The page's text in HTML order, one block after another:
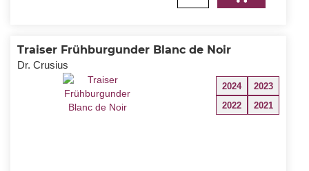
Traiser Frühburgunder Blanc de Noir
Dr. Crusius
2024
2023
2022
2021